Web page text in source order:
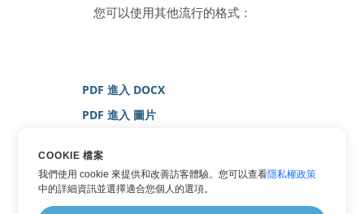
您可以使用其他流行的格式：
PDF 進入 DOCX
PDF 進入 圖片
PDF 進入 PNG
PDF 進入 WORD
COOKIE 檔案
我們使用 cookie 來提供和改善訪客體驗。您可以查看隱私權政策
中的詳細資訊並選擇適合您個人的選項。